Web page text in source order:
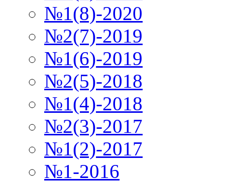
№1(8)-2020
№2(7)-2019
№1(6)-2019
№2(5)-2018
№1(4)-2018
№2(3)-2017
№1(2)-2017
№1-2016